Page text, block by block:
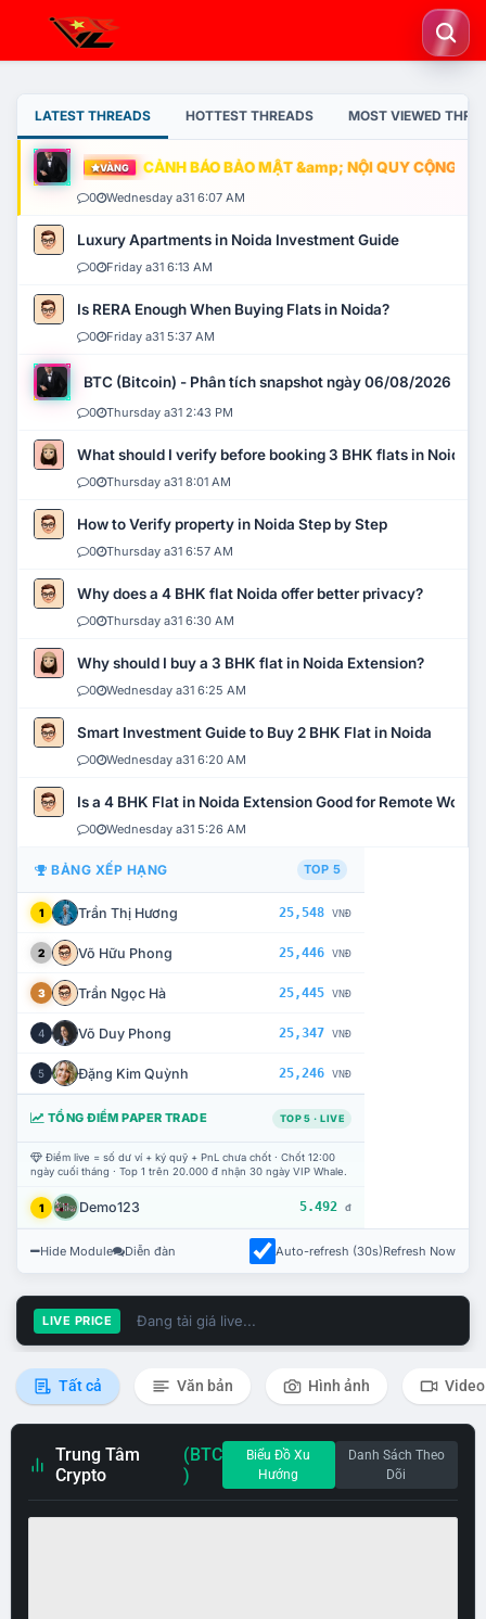
LATEST THREADS HOTTEST THREADS MOST VIEWED
VÀNG CẢNH BÁO BẢO MẬT &amp; NỘI QUY CỘNG
0 Wednesday a31 6:07 AM
Luxury Apartments in Noida Investment Guide
0 Friday a31 6:13 AM
Is RERA Enough When Buying Flats in Noida?
0 Friday a31 5:37 AM
BTC (Bitcoin) - Phân tích snapshot ngày 06/08/2026
0 Thursday a31 2:43 PM
What should I verify before booking 3 BHK flats in Noida?
0 Thursday a31 8:01 AM
How to Verify property in Noida Step by Step
0 Thursday a31 6:57 AM
Why does a 4 BHK flat Noida offer better privacy?
0 Thursday a31 6:30 AM
Why should I buy a 3 BHK flat in Noida Extension?
0 Wednesday a31 6:25 AM
Smart Investment Guide to Buy 2 BHK Flat in Noida
0 Wednesday a31 6:20 AM
Is a 4 BHK Flat in Noida Extension Good for Remote Work?
0 Wednesday a31 5:26 AM
BẢNG XẾP HẠNG TOP 5
1 Trần Thị Hương 25,548 VNĐ
2 Võ Hữu Phong 25,446 VNĐ
3 Trần Ngọc Hà 25,445 VNĐ
4 Võ Duy Phong 25,347 VNĐ
5 Đặng Kim Quỳnh 25,246 VNĐ
TỔNG ĐIỂM PAPER TRADE TOP 5 · LIVE
Điểm live = số dư ví + ký quỹ + PnL chưa chốt · Chốt 12:00
ngày cuối tháng · Top 1 trên 20.000 đ nhận 30 ngày VIP Whale.
1 Demo123 5.492 đ
Hide Module Diễn đàn Auto-refresh (30s)Refresh Now
LIVE PRICE Đang tải giá live...
Tất cả Văn bản Hình ảnh Video
Trung Tâm
Crypto
(BTC
)
Biểu Đồ Xu
Hướng
Danh Sách Theo
Dõi